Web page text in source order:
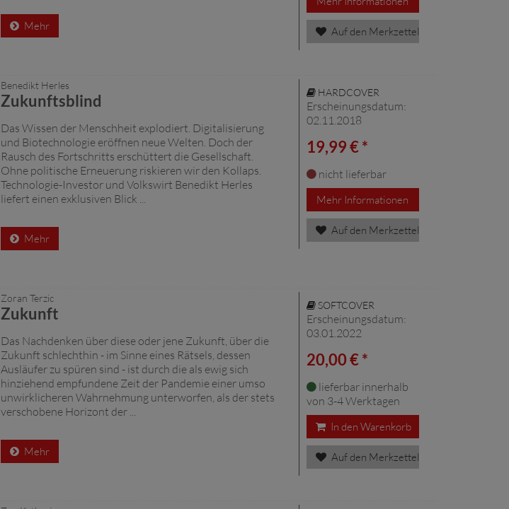
Mehr Auf den Merkzettel
Benedikt Herles
Zukunftsblind
Das Wissen der Menschheit explodiert. Digitalisierung
und Biotechnologie eröffnen neue Welten. Doch der
Rausch des Fortschritts erschüttert die Gesellschaft.
Ohne politische Erneuerung riskieren wir den Kollaps.
Technologie-Investor und Volkswirt Benedikt Herles
liefert einen exklusiven Blick ...
Mehr
HARDCOVER
Erscheinungsdatum:
02.11.2018
19,99 € *
nicht lieferbar
Mehr Informationen
Auf den Merkzettel
Zoran Terzic
Zukunft
Das Nachdenken über diese oder jene Zukunft, über die
Zukunft schlechthin - im Sinne eines Rätsels, dessen
Ausläufer zu spüren sind - ist durch die als ewig sich
hinziehend empfundene Zeit der Pandemie einer umso
unwirklicheren Wahrnehmung unterworfen, als der stets
verschobene Horizont der ...
Mehr
SOFTCOVER
Erscheinungsdatum:
03.01.2022
20,00 € *
lieferbar innerhalb
von 3-4 Werktagen
In den Warenkorb
Auf den Merkzettel